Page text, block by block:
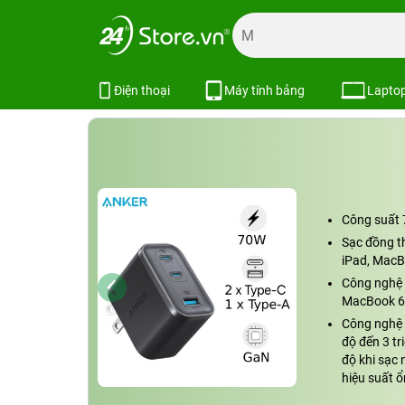
Điện thoại Máy tính bảng
Trang chủ Cốc - Cáp Sạc
Công suất
Sạc đồng
iPad,
Công
MacBook
Công
độ đến 3
độ khi sạc
hiệu suất